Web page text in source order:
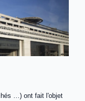
…) ont fait l'objet